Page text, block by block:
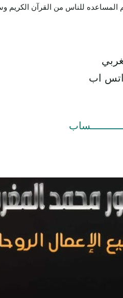
للناس من القرآن الكريم
اب